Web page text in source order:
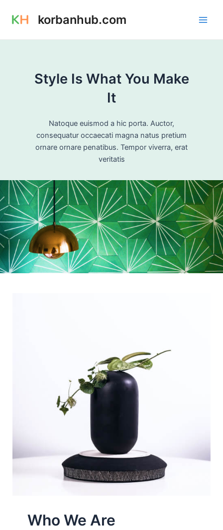
korbanhub.com
Style Is What You Make
It
Natoque euismod a hic porta. Auctor,
consequatur occaecati magna natus pretium
ornare ornare penatibus. Tempor viverra, erat
veritatis
Who We Are